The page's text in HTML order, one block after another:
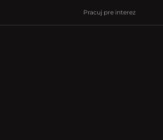
Pracuj pre interez